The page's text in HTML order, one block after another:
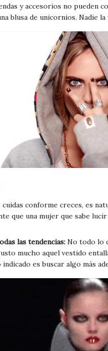
y accesorios no pueden
blusa de unicornios. Nadie
conforme creces, es
que una mujer que sabe
las tendencias: No todo lo
mucho aquel vestido
indicado es buscar algo más